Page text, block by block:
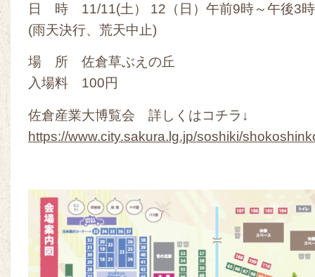
日 時 11/11(土） 12（日）午前9時～午後3時
(雨天決行、荒天中止)
場 所 佐倉草ぶえの丘
入場料 100円
佐倉産業大博覧会 詳しくはコチラ↓
https://www.city.sakura.lg.jp/soshiki/